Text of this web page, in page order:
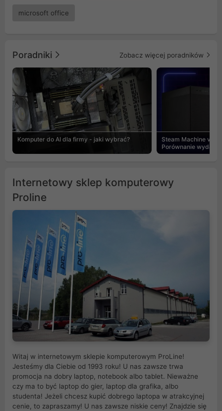
microsoft office
Poradniki Zobacz więcej poradników
Komputer do AI dla firmy - jaki wybrać?
Steam Machine vs
Porównanie
Internetowy sklep komputerowy
Proline
Witaj w internetowym sklepie komputerowym ProLine!
Jesteśmy dla Ciebie od 1993 roku! U nas zawsze trwa
promocja na dobry laptop, notebook albo tablet. Nieważne
czy ma to być laptop do gier, laptop dla grafika, albo
studenta! Jeżeli chcesz kupić dobrego laptopa w atrakcyjnej
cenie, to zapraszamy! U nas zawsze niskie ceny! Znajdzie się